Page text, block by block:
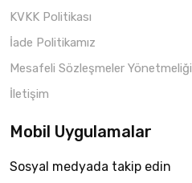
KVKK Politikası
İade Politikamız
Mesafeli Sözleşmeler Yönetmeliği
İletişim
Mobil Uygulamalar
Sosyal medyada takip edin